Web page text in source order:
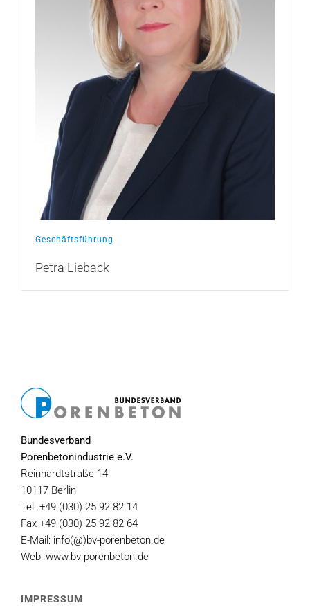
Geschäftsführung
Petra Lieback
Bundesverband
Porenbetonindustrie e.V.
Reinhardtstraße 14
10117 Berlin
Tel. +49 (030) 25 92 82 14
Fax +49 (030) 25 92 82 64
E-Mail: info(@)bv-porenbeton.de
Web: www.bv-porenbeton.de
IMPRESSUM